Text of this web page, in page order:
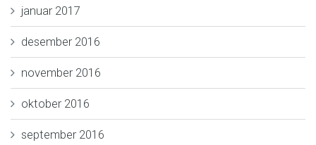
januar 2017
desember 2016
november 2016
oktober 2016
september 2016